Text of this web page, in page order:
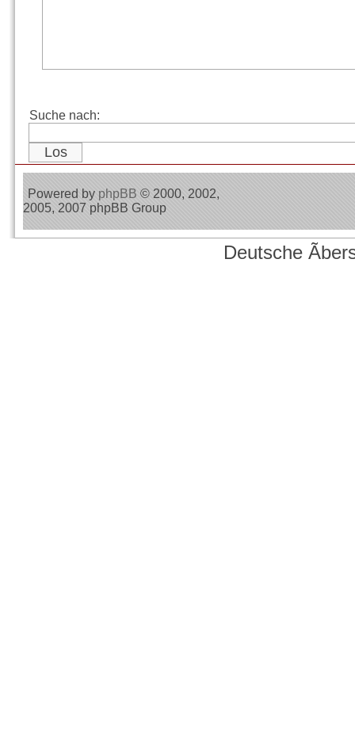
Suche nach:
Powered by phpBB © 2000, 2002,
2005, 2007 phpBB Group
Deutsche